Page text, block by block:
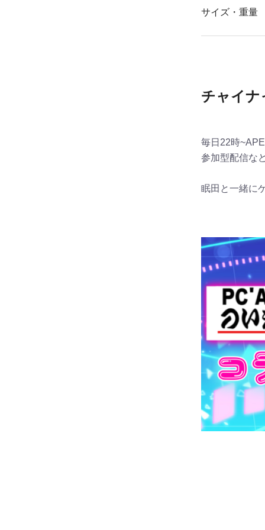
サイズ・重量
チャイナ
毎日22時
参加型配信な
眠田と一緒に